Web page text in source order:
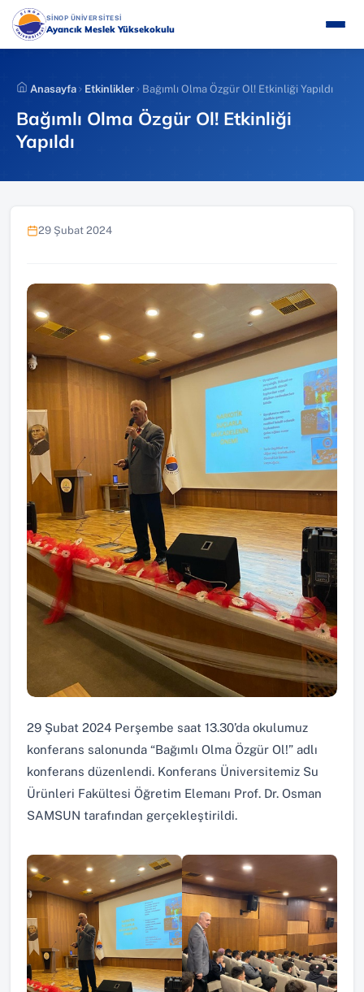
İçeriğe
atla
SİNOP ÜNİVERSİTESİ(YENI SEKMEDE AÇILIR)
Ayancık Meslek Yüksekokulu
Anasayfa Etkinlikler Bağımlı Olma Özgür Ol! Etkinliği Yapıldı
Bağımlı Olma Özgür Ol! Etkinliği
Yapıldı
29 Şubat 2024
29 Şubat 2024 Perşembe saat 13.30’da okulumuz
konferans salonunda “Bağımlı Olma Özgür Ol!” adlı
konferans düzenlendi. Konferans Üniversitemiz Su
Ürünleri Fakültesi Öğretim Elemanı Prof. Dr. Osman
SAMSUN tarafından gerçekleştirildi.